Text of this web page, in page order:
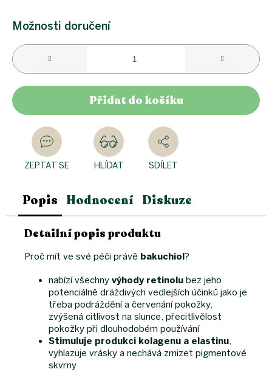
Možnosti doručení
Přidat do košíku
ZEPTAT SE HLÍDAT SDÍLET
Popis Hodnocení Diskuze
Detailní popis produktu
Proč mít ve své péči právě bakuchiol ?
nabízí všechny výhody retinolu bez jeho
potenciálně dráždivých vedlejších účinků jako je
třeba podráždění a červenání pokožky,
zvýšená citlivost na slunce, přecitlivělost
pokožky při dlouhodobém používání
Stimuluje produkci kolagenu a elastinu,
vyhlazuje vrásky a nechává zmizet pigmentové
skvrny